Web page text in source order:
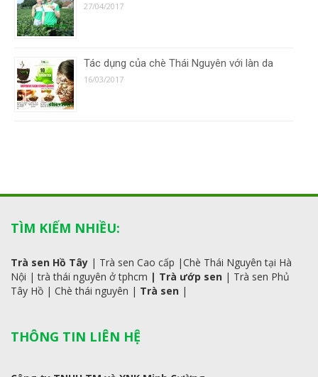
27/04/2017
Tác dụng của chè Thái Nguyên với làn da
16/03/2017
TÌM KIẾM NHIỀU:
Trà sen Hồ Tây | Trà sen Cao cấp |Chè Thái Nguyên tại Hà
Nội |trà thái nguyên ở tphcm | Trà ướp sen | Trà sen Phủ
Tây Hồ | Chè thái nguyên | Trà sen |
THÔNG TIN LIÊN HỆ